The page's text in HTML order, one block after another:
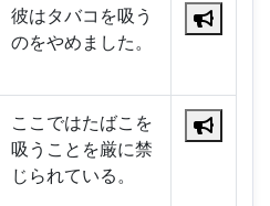
彼はタバコを吸う
のをやめました。
ここではたばこを
吸うことを厳に禁
じられている。